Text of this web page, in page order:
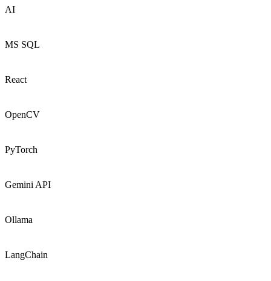
AI
MS SQL
React
OpenCV
PyTorch
Gemini API
Ollama
LangChain